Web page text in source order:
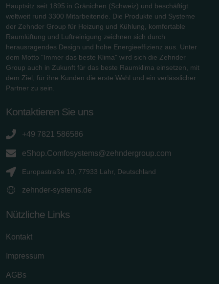
Hauptsitz seit 1895 in Gränichen (Schweiz) und beschäftigt
weltweit rund 3300 Mitarbeitende. Die Produkte und Systeme
der Zehnder Group für Heizung und Kühlung, komfortable
Raumlüftung und Luftreinigung zeichnen sich durch
herausragendes Design und hohe Energieeffizienz aus. Unter
dem Motto "Immer das beste Klima" wird sich die Zehnder
Group auch in Zukunft für das beste Raumklima einsetzen, mit
dem Ziel, für ihre Kunden die erste Wahl und ein verlässlicher
Partner zu sein.
Kontaktieren Sie uns
+49 7821 586586
eShop.Comfosystems@zehndergroup.com
Europastraße 10, 77933 Lahr, Deutschland
zehnder-systems.de
Nützliche Links
Kontakt
Impressum
AGBs